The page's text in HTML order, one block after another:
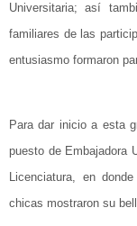
Universitaria; así
familiares de las
entusiasmo formaron
Para dar inicio a esta
puesto de Embajadora
Licenciatura, en
chicas mostraron su